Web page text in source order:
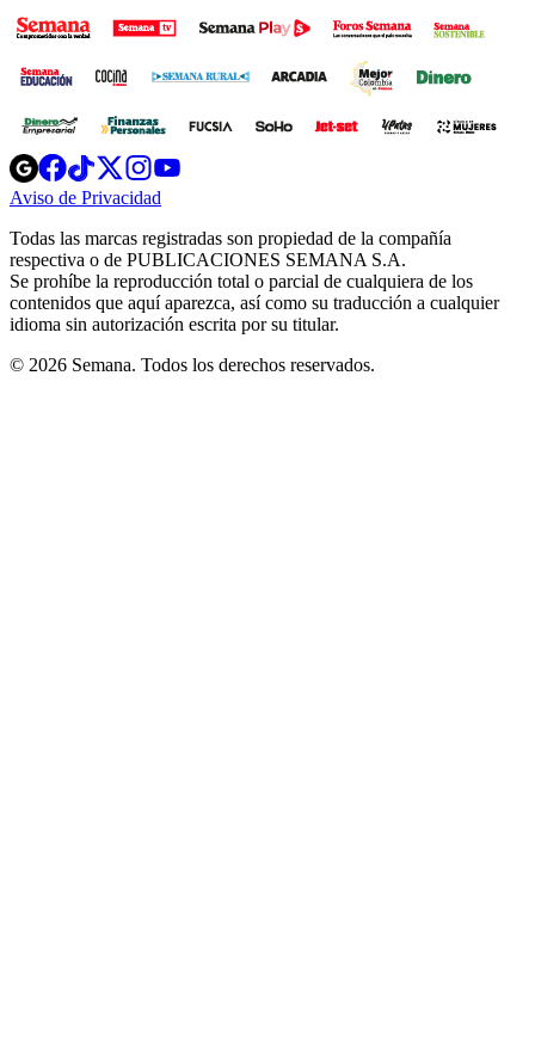
Opens
in
new
Opens
in
new
Opens
in
new
window
Opens
new
windowwindow
Aviso de Privacidad
new
window
Todas las marcas registradas son propiedad de la compañía
respectiva o de PUBLICACIONES SEMANA S.A.
Se prohíbe la reproducción total o parcial de cualquiera de los
contenidos que aquí aparezca, así como su traducción a cualquier
idioma sin autorización escrita por su titular.
© 2026 Semana. Todos los derechos reservados.